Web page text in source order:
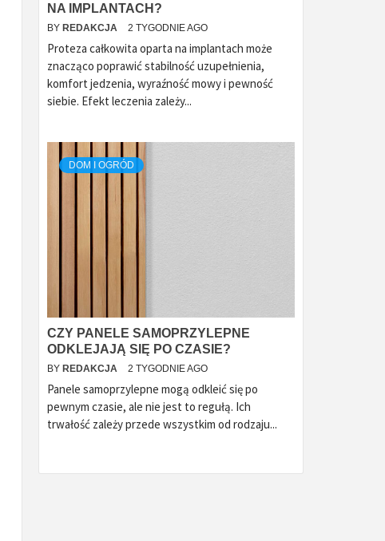
NA IMPLANTACH?
BY REDAKCJA 2 TYGODNIE AGO
Proteza całkowita oparta na implantach może
znacząco poprawić stabilność uzupełnienia,
komfort jedzenia, wyraźność mowy i pewność
siebie. Efekt leczenia zależy...
DOM I OGRÓD
CZY PANELE SAMOPRZYLEPNE
ODKLEJAJĄ SIĘ PO CZASIE?
BY REDAKCJA 2 TYGODNIE AGO
Panele samoprzylepne mogą odkleić się po
pewnym czasie, ale nie jest to regułą. Ich
trwałość zależy przede wszystkim od rodzaju...